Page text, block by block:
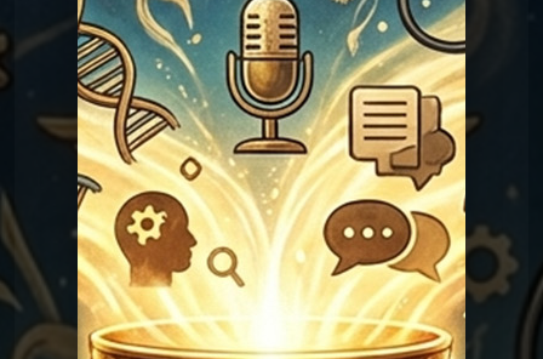
Les réponses du
Graal
Graal 97 - La croix de
prunier ?
Les réponses du
Graal
Graal 96 - Verlaine a-t-il tué
Rimbaud ?
Les réponses du
Graal
Graal 94 - Amour sans
sexe ?
Les réponses du
Graal
Graal 93 - Sodome et
Gomorrhe ?